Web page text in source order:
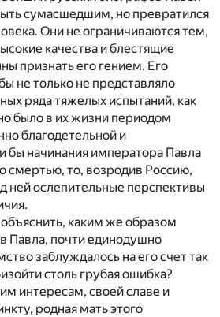
сумасшедшим, но превратился
Они не ограничиваются тем,
качества и блестящие
признать его гением. Его
не только не представляло
ряда тяжелых испытаний, как
было в их жизни периодом
благодетельной и
бы начинания императора Павла
смертью, то, возродив Россию,
ней ослепительные перспективы
каким же образом
Павла, почти единодушно
заблуждалось на его счет так
столь грубая ошибка?
интересам, своей славе и
родная мать этого